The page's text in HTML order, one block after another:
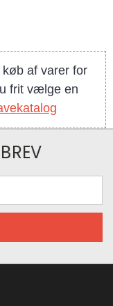
køb af varer for
frit vælge en